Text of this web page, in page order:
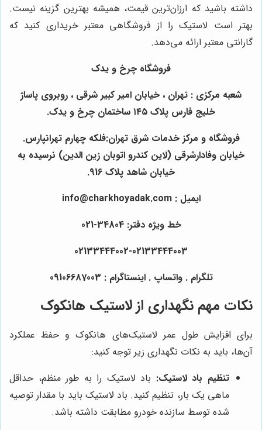
داشته باشید که ارزان‌ترین قیمت، همیشه بهترین گزینه نیست.
بهتر است لاستیک را از فروشگاهی معتبر خریداری کنید که
گارانتی معتبر ارائه می‌دهد.
فروشگاه چرخ و یدک
شعبه مرکزی : تهران ، خیابان امیر کبیر شرقی ، روبروی پاساژ
خلیج فارس پلاک ۱۴۵ ساختمان چرخ و یدک.
فروشگاه و مرکز خدمات شرق تهران:فلکه چهارم تهرانپارس.
خیابان وفادارشرقی (لاین کندرو اتوبان زین الدین) نرسیده به
خیابان شاهد پلاک 916.
ایمیل : info@charkhoyadak.com
خط ویژه دفتر: 34804-021
02133444002-02133444003
تلگرام . واتساپ . اینستاگرام : 09106687003
نکات مهم نگهداری از لاستیک هانکوک
برای افزایش طول عمر لاستیک‌های هانکوک و حفظ عملکرد
آن‌ها، باید به نکات نگهداری زیر توجه کنید:
تنظیم باد لاستیک: باد لاستیک را به طور منظم، حداقل
ماهی یک بار، تنظیم کنید. باد لاستیک باید با مقدار توصیه
شده توسط سازنده خودرو مطابقت داشته باشد.